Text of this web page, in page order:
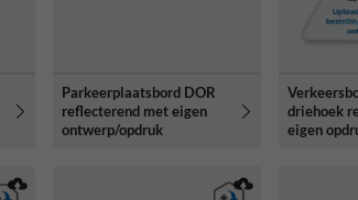
Parkeerplaatsbord DOR
reflecterend met eigen
ontwerp/opdruk
driehoek
eigen